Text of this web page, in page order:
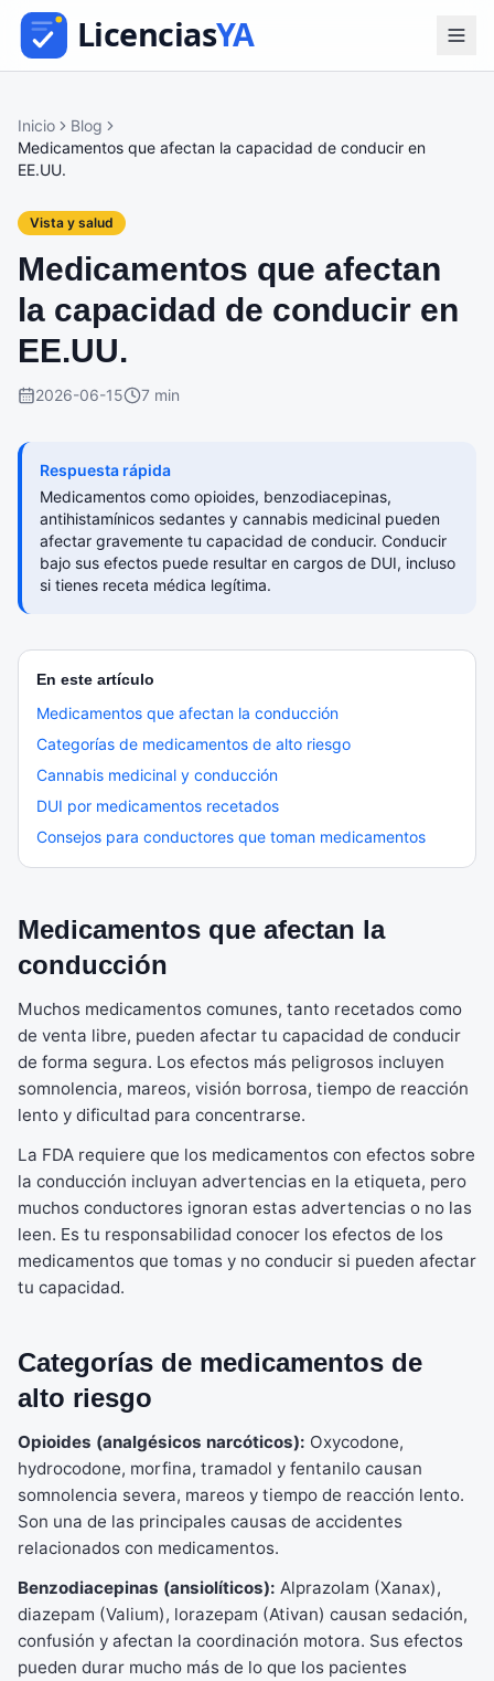
Inicio
Blog
Medicamentos que afectan la capacidad de conducir en
EE.UU.
Vista y salud
Medicamentos que afectan
la capacidad de conducir en
EE.UU.
2026-06-15 7 min
Respuesta rápida
Medicamentos como opioides, benzodiacepinas,
antihistamínicos sedantes y cannabis medicinal pueden
afectar gravemente tu capacidad de conducir. Conducir
bajo sus efectos puede resultar en cargos de DUI, incluso
si tienes receta médica legítima.
En este artículo
Medicamentos que afectan la conducción
Categorías de medicamentos de alto riesgo
Cannabis medicinal y conducción
DUI por medicamentos recetados
Consejos para conductores que toman medicamentos
Medicamentos que afectan la
conducción
Muchos medicamentos comunes, tanto recetados como
de venta libre, pueden afectar tu capacidad de conducir
de forma segura. Los efectos más peligrosos incluyen
somnolencia, mareos, visión borrosa, tiempo de reacción
lento y dificultad para concentrarse.
La FDA requiere que los medicamentos con efectos sobre
la conducción incluyan advertencias en la etiqueta, pero
muchos conductores ignoran estas advertencias o no las
leen. Es tu responsabilidad conocer los efectos de los
medicamentos que tomas y no conducir si pueden afectar
tu capacidad.
Categorías de medicamentos de
alto riesgo
Opioides (analgésicos narcóticos): Oxycodone,
hydrocodone, morfina, tramadol y fentanilo causan
somnolencia severa, mareos y tiempo de reacción lento.
Son una de las principales causas de accidentes
relacionados con medicamentos.
Benzodiacepinas (ansiolíticos): Alprazolam (Xanax),
diazepam (Valium), lorazepam (Ativan) causan sedación,
confusión y afectan la coordinación motora. Sus efectos
pueden durar mucho más de lo que los pacientes